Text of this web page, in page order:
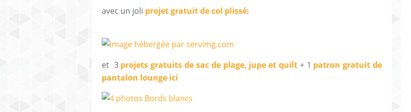
avec un joli projet gratuit de col plissé:
et 3 projets gratuits de sac de plage, jupe et quilt+ 1 patron gratuit de
pantalon lounge ici